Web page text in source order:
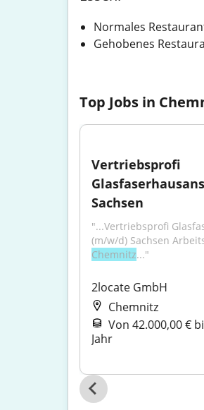
Gehobenes
Top Jobs in
Vertriebsprofi
Sachsen
"...Vertriebsprofi
Chemnitz..."
2locate GmbH
Chemnitz
Von 42.000,00 €
Jahr